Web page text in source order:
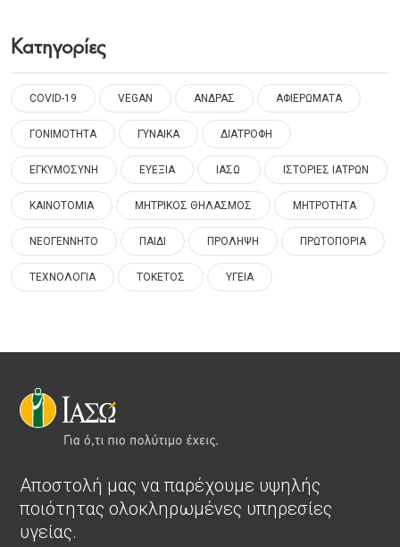
Κατηγορίες
COVID-19 VEGAN ΑΝΔΡΑΣ ΑΦΙΕΡΩΜΑΤΑ
ΓΟΝΙΜΟΤΗΤΑ ΓΥΝΑΙΚΑ ΔΙΑΤΡΟΦΗ
ΕΓΚΥΜΟΣΥΝΗ ΕΥΕΞΙΑ ΙΑΣΩ ΙΣΤΟΡΙΕΣ ΙΑΤΡΩΝ
ΚΑΙΝΟΤΟΜΙΑ ΜΗΤΡΙΚΟΣ ΘΗΛΑΣΜΟΣ ΜΗΤΡΟΤΗΤΑ
ΝΕΟΓΕΝΝΗΤΟ ΠΑΙΔΙ ΠΡΟΛΗΨΗ ΠΡΩΤΟΠΟΡΙΑ
ΤΕΧΝΟΛΟΓΙΑ ΤΟΚΕΤΟΣ ΥΓΕΙΑ
Αποστολή μας να παρέχουμε υψηλής
ποιότητας ολοκληρωμένες υπηρεσίες
υγείας.